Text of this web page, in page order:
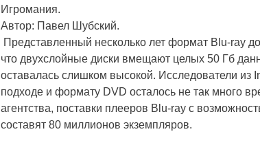
Игромания.
Автор: Павел Шубский.
Представленный несколько лет формат Blu-ray
что двухслойные диски вмещают целых 50 Гб
оставалась слишком высокой. Исследователи из
подходе и формату DVD осталось не так много
агентства, поставки плееров Blu-ray с
составят 80 миллионов экземпляров.